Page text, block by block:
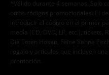
*Válido durante 4 semanas. Solo
otros códigos promocionales. El
introducir el código en el primer
media (CD, DVD, LP, etc.), tickets,
Die Toten Hosen, Feine Sahne
regalo y artículos que incluyen una
promoción.